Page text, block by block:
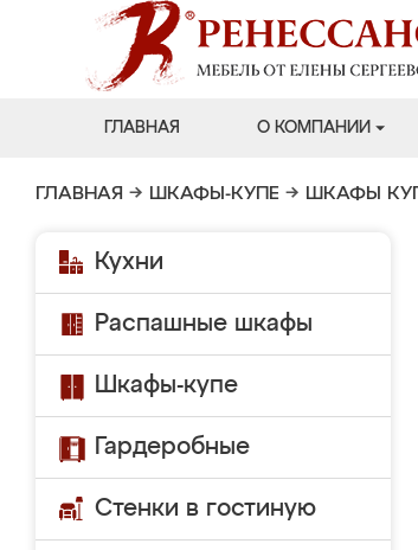
ГЛАВНАЯ О КОМПАНИИ
ГЛАВНАЯ → ШКАФЫ-КУПЕ → ШКАФЫ
Кухни
Распашные шкафы
Шкафы-купе
Гардеробные
Стенки в гостиную